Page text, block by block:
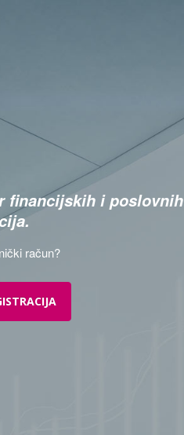
financijskih i poslovnih
račun?